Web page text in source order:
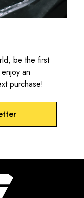
be the first
an
purchase!